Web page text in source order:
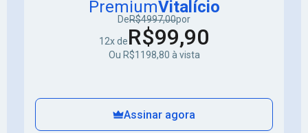
PremiumVitalício
DeR$4997,00por
12x deR$99,90
Ou R$1198,80 à vista
Assinar agora